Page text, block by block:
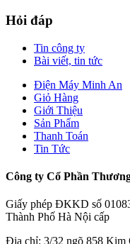
Hỏi đáp
Tin công ty
Bài viết, tin tức
Điện Máy Minh An
Giỏ Hàng
Giới Thiệu
Sản Phẩm
Thanh Toán
Tin Tức
Công ty Cổ Phần
Giấy phép ĐKKD số
Thành Phố Hà Nội cấp
Địa chỉ: 3/32 ngõ 858 Kim